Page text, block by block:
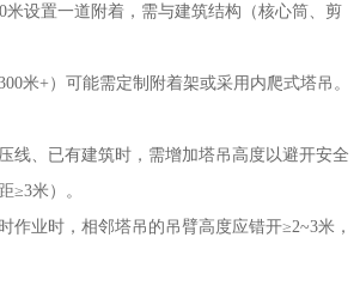
米设置一道附着，需与建筑结构（核心筒、剪
米+）可能需定制附着架或采用内爬式塔吊。
线、已有建筑时，需增加塔吊高度以避开安全
≥3米）。
作业时，相邻塔吊的吊臂高度应错开≥2~3米，